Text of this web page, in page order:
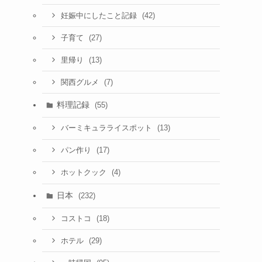
妊娠中にしたこと記録 (42)
子育て (27)
里帰り (13)
関西グルメ (7)
料理記録 (55)
バーミキュラライスポット (13)
パン作り (17)
ホットクック (4)
日本 (232)
コストコ (18)
ホテル (29)